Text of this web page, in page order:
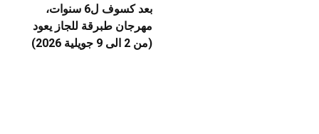
بعد كسوف ل6 سنوات،
مهرجان طبرقة للجاز يعود
(من 2 الى 9 جويلية 2026)